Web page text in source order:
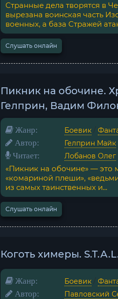
Странные дела творятся в
вырезана воинская часть
военных, а база Стражей
Слушать онлайн
Пикник на обочине.
Гелприн, Вадим
Жанр: Боевик
Автор: Гелприн Майк
Читает: Лобанов Олег
«Пикник на обочине» — это
«комариной плеши»,
из самых таинственных и...
Слушать онлайн
Коготь химеры.
Жанр: Боевик
Автор: Павловский